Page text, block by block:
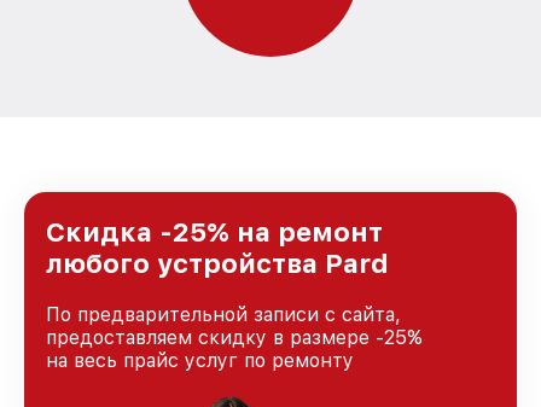
Скидка -25% на ремонт
любого устройства Pard
По предварительной записи с сайта,
предоставляем скидку в размере -25%
на весь прайс услуг по ремонту